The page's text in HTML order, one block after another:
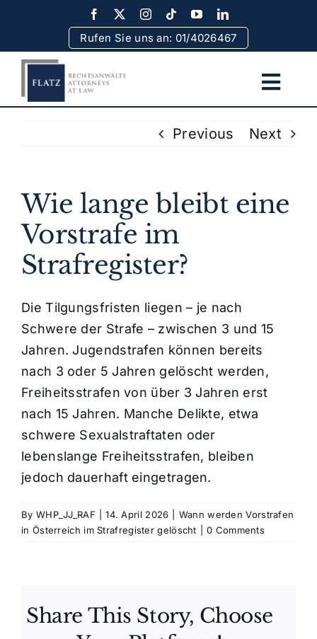
content
Rufen Sie uns an: 01/4026467
Rechtsgebiete
Erfolge
Rechtsinformationen
Kosten
Previous Next
Wie lange bleibt eine
Vorstrafe im
Strafregister?
Die Tilgungsfristen liegen – je nach
Schwere der Strafe – zwischen 3 und 15
Jahren. Jugendstrafen können bereits
nach 3 oder 5 Jahren gelöscht werden,
Freiheitsstrafen von über 3 Jahren erst
nach 15 Jahren. Manche Delikte, etwa
schwere Sexualstraftaten oder
lebenslange Freiheitsstrafen, bleiben
jedoch dauerhaft eingetragen.
By WHP_JJ_RAF 14. April 2026
Wann werden Vorstrafen
in Österreich im Strafregister gelöscht
0 Comments
Share This Story, Choose